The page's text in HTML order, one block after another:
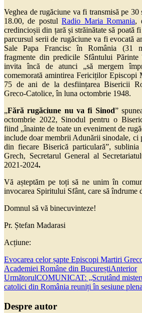
Veghea de rugăciune va fi transmisă pe 30
18.00, de postulRadio Maria Romania,
credincioșii din țară și străinătate să poată
parcursul serii de rugăciune va fi evocată
Sale Papa Francisc în România (31
fragmente din predicile Sfântului
invita încă de atunci „să mergem
comemorată amintirea Fericiților Episcopi
75 de ani de la desființarea Bisericii
Greco-Catolice, în luna octombrie 1948.
„Fără rugăciune nu va fi Sinod”
octombrie 2022, Sinodul pentru o
fiind „înainte de toate un eveniment de
include doar membrii Adunării sinodale, ci
din fiecare Biserică particulară”,
Grech, Secretarul General al
2021-2024.
Vă așteptăm pe toți să ne unim în
invocarea Spiritului Sfânt, care să îndrume
Domnul să vă binecuvinteze!
Pr. Ștefan Madarasi
Acțiune:
Evocarea celor șapte Episcopi Martiri
Academiei Române din BucureștiAnterior
UrmătorulCOMUNICAT: „Scrutând
catolici din România reuniți în sesiune
Despre autor